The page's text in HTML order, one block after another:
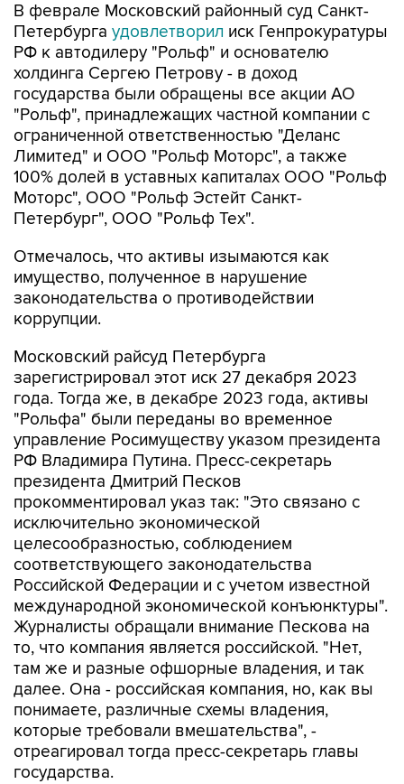
В феврале Московский районный суд Санкт-
Петербурга удовлетворил иск Генпрокуратуры
РФ к автодилеру "Рольф" и основателю
холдинга Сергею Петрову - в доход
государства были обращены все акции АО
"Рольф", принадлежащих частной компании с
ограниченной ответственностью "Деланс
Лимитед" и ООО "Рольф Моторс", а также
100% долей в уставных капиталах ООО "Рольф
Моторс", ООО "Рольф Эстейт Санкт-
Петербург", ООО "Рольф Тех".
Отмечалось, что активы изымаются как
имущество, полученное в нарушение
законодательства о противодействии
коррупции.
Московский райсуд Петербурга
зарегистрировал этот иск 27 декабря 2023
года. Тогда же, в декабре 2023 года, активы
"Рольфа" были переданы во временное
управление Росимуществу указом президента
РФ Владимира Путина. Пресс-секретарь
президента Дмитрий Песков
прокомментировал указ так: "Это связано с
исключительно экономической
целесообразностью, соблюдением
соответствующего законодательства
Российской Федерации и с учетом известной
международной экономической конъюнктуры".
Журналисты обращали внимание Пескова на
то, что компания является российской. "Нет,
там же и разные офшорные владения, и так
далее. Она - российская компания, но, как вы
понимаете, различные схемы владения,
которые требовали вмешательства", -
отреагировал тогда пресс-секретарь главы
государства.